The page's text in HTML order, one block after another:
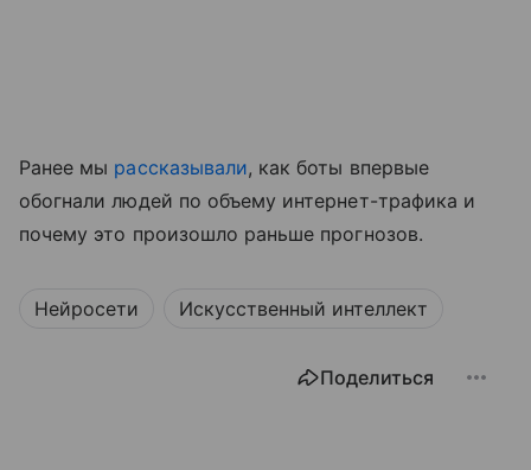
Ранее мы рассказывали, как боты впервые
обогнали людей по объему интернет-трафика и
почему это произошло раньше прогнозов.
Нейросети Искусственный интеллект
Поделиться